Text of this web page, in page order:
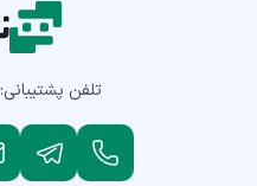
تلفن پشتیبانی: